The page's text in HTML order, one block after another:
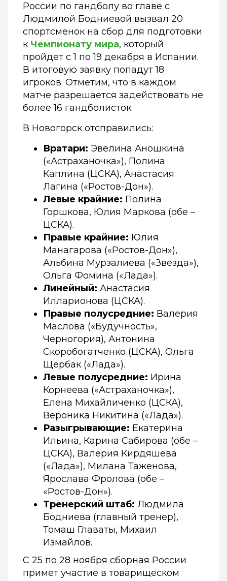
России по гандболу во главе с
Людмилой Бодниевой вызвал 20
спортсменок на сбор для подготовки
к Чемпионату мира, который
пройдет с 1 по 19 декабря в Испании.
В итоговую заявку попадут 18
игроков. Отметим, что в каждом
матче разрешается задействовать не
более 16 гандболисток.
В Новогорск отсправились:
Вратари: Эвелина Аношкина
(«Астраханочка»), Полина
Каплина (ЦСКА), Анастасия
Лагина («Ростов-Дон»).
Левые крайние: Полина
Горшкова, Юлия Маркова (обе –
ЦСКА).
Правые крайние: Юлия
Манагарова («Ростов-Дон»),
Альбина Мурзалиева («Звезда»),
Ольга Фомина («Лада»).
Линейный: Анастасия
Илларионова (ЦСКА).
Правые полусредние: Валерия
Маслова («Будучность»,
Черногория), Антонина
Скоробогатченко (ЦСКА), Ольга
Щербак («Лада»).
Левые полусредние: Ирина
Корнеева («Астраханочка»),
Елена Михайличенко (ЦСКА),
Вероника Никитина («Лада»).
Разыгрывающие: Екатерина
Ильина, Карина Сабирова (обе –
ЦСКА), Валерия Кирдяшева
(«Лада»), Милана Таженова,
Ярослава Фролова (обе –
«Ростов-Дон»).
Тренерский штаб: Людмила
Бодниева (главный тренер),
Томаш Главаты, Михаил
Измайлов.
С 25 по 28 ноября сборная России
примет участие в товарищеском